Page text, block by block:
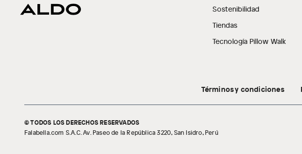
Sostenibilidad
Tiendas
Tecnología Pillow Walk
Términos y condiciones
© TODOS LOS DERECHOS RESERVADOS
Falabella.com S.A.C. Av. Paseo de la República 3220, San Isidro, Perú